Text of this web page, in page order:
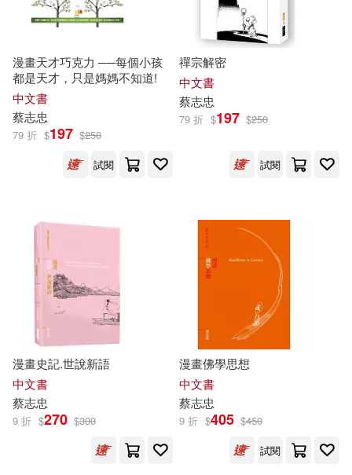
漫畫天才巧克力 ──每個小孩
都是天才，只是媽媽不知道!
中文書
蔡志忠
79 折 $197 $250
試閱
禪宗解密
中文書
蔡志忠
79 折 $197 $250
試閱
漫畫史記.世說新語
中文書
蔡志忠
9 折 $270 $300
漫畫佛學思想
中文書
蔡志忠
9 折 $405 $450
試閱